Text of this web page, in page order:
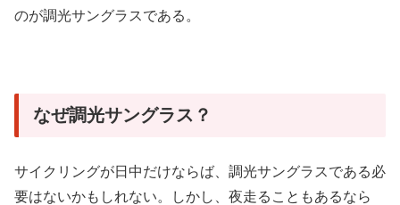
のが調光サングラスである。
なぜ調光サングラス？
サイクリングが日中だけならば、調光サングラスである必
要はないかもしれない。しかし、夜走ることもあるなら